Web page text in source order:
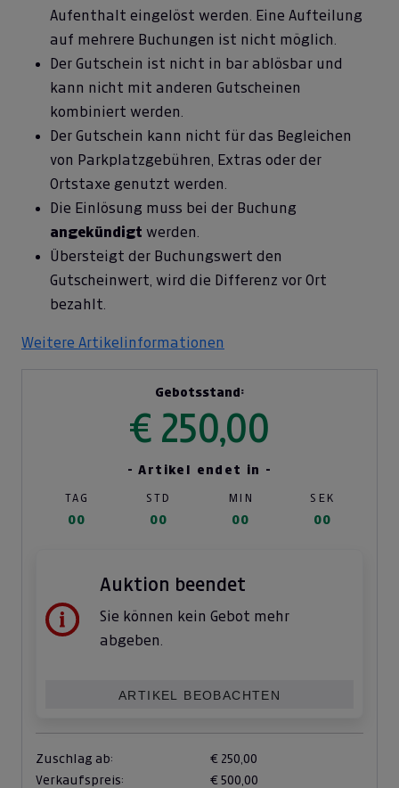
Aufenthalt eingelöst werden. Eine Aufteilung
auf mehrere Buchungen ist nicht möglich.
Der Gutschein ist nicht in bar ablösbar und
kann nicht mit anderen Gutscheinen
kombiniert werden.
Der Gutschein kann nicht für das Begleichen
von Parkplatzgebühren, Extras oder der
Ortstaxe genutzt werden.
Die Einlösung muss bei der Buchung
angekündigt werden.
Übersteigt der Buchungswert den
Gutscheinwert, wird die Differenz vor Ort
bezahlt.
Weitere Artikelinformationen
Gebotsstand:
€ 250,00
- Artikel endet in -
TAG STD MIN SEK
00 00 00 00
Auktion beendet
Sie können kein Gebot mehr
abgeben.
ARTIKEL BEOBACHTEN
Zuschlag ab:
€ 250,00
Verkaufspreis:
€ 500,00